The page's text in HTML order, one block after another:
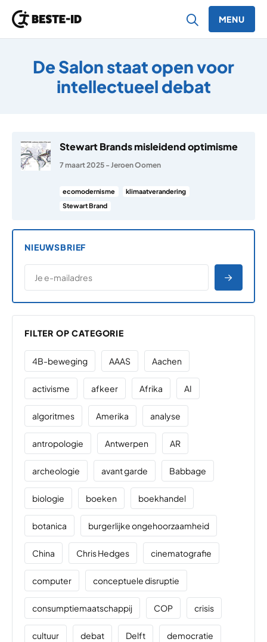
MENU
De Salon staat open voor
intellectueel debat
Stewart Brands misleidend optimisme
7 maart 2025 - Jeroen Oomen
ecomodernisme
klimaatverandering
Stewart Brand
NIEUWSBRIEF
E-MAILADRES
*
FILTER OP CATEGORIE
4B-beweging AAAS Aachen
activisme afkeer Afrika AI
algoritmes Amerika analyse
antropologie Antwerpen AR
archeologie avant garde Babbage
biologie boeken boekhandel
botanica burgerlijke ongehoorzaamheid
China Chris Hedges cinematografie
computer conceptuele disruptie
consumptiemaatschappij COP crisis
cultuur debat Delft democratie